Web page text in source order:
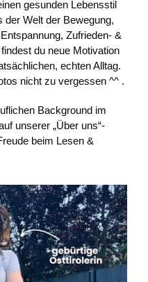
gesunden Lebensstil
der Welt der Bewegung,
Zufrieden- &
du neue Motivation
echten Alltag.
nicht zu vergessen ^^ .
Background im
unserer „Über uns“-
beim Lesen &